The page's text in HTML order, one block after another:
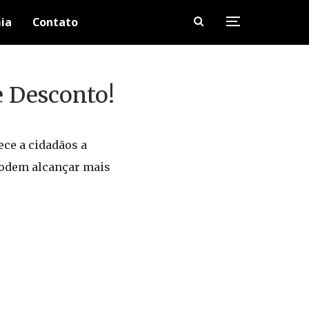
Contato
Desconto!
a cidadãos a
alcançar mais